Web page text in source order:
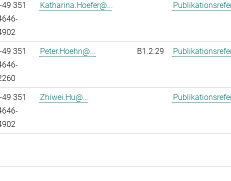
351
Katharina.Hoefer@...
351
Peter.Hoehn@... B1.2.29
351
Zhiwei.Hu@...